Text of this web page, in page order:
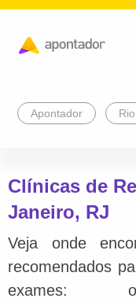
Apontador
Clínicas de
Janeiro, RJ
Veja onde
recomendados
exames: